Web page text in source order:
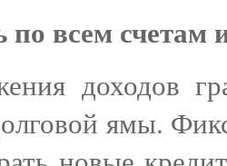
всем счетам
доходов
ямы.